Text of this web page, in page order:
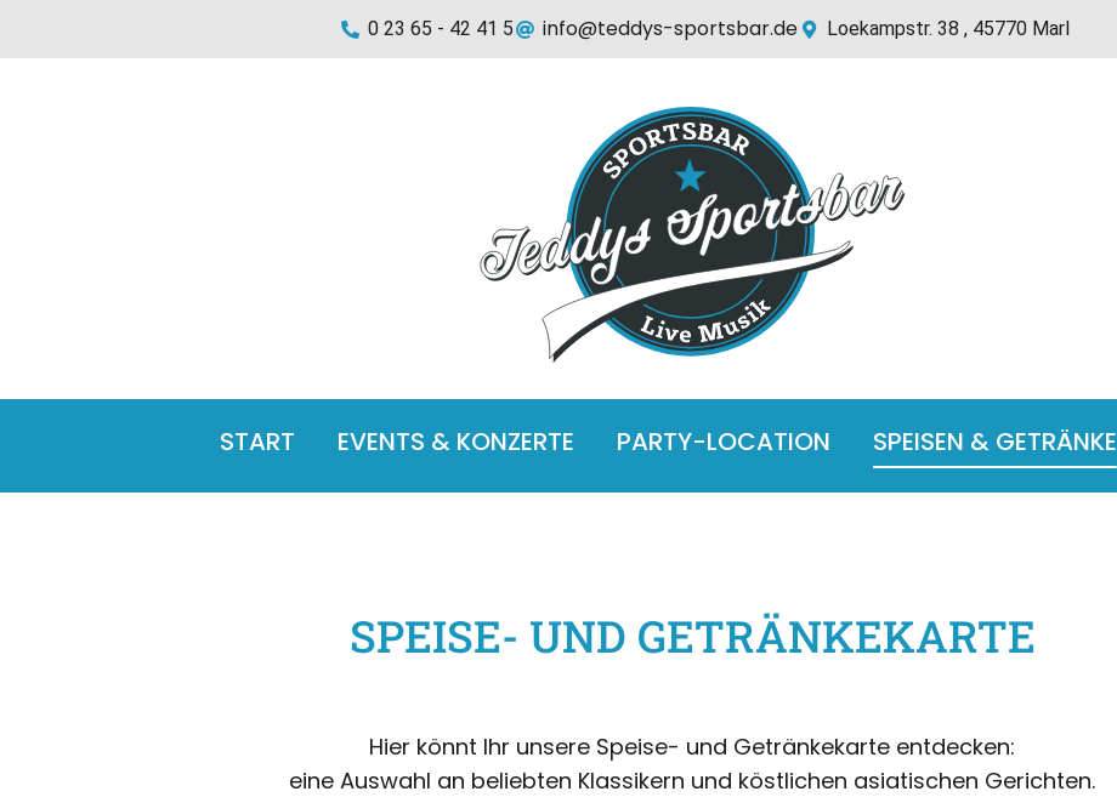
0 23 65 - 42 41 5 info@teddys-sportsbar.de Loekampstr. 38 , 45770 Marl
START EVENTS & KONZERTE PARTY-LOCATION SPEISEN & GETRÄNKE
SPEISE- UND GETRÄNKEKARTE
Hier könnt Ihr unsere Speise- und Getränkekarte entdecken:
eine Auswahl an beliebten Klassikern und köstlichen asiatischen Gerichten.